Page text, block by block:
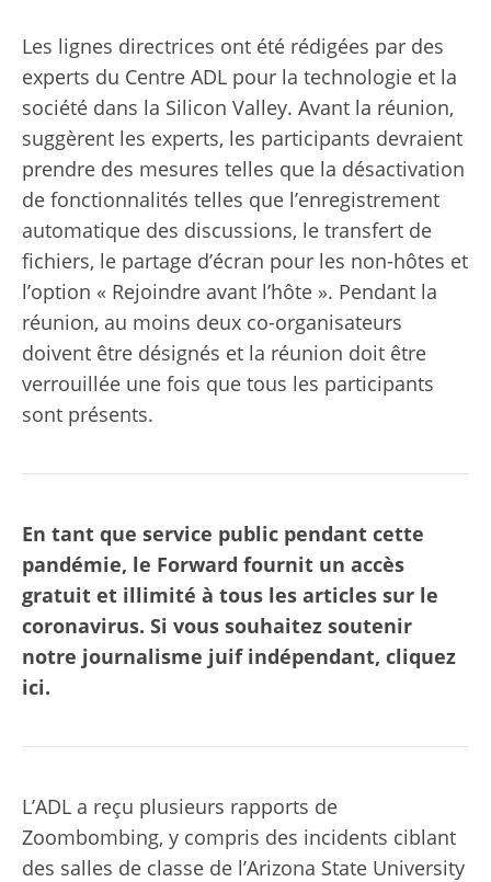
Les lignes directrices ont été rédigées par des
experts du Centre ADL pour la technologie et la
société dans la Silicon Valley. Avant la réunion,
suggèrent les experts, les participants devraient
prendre des mesures telles que la désactivation
de fonctionnalités telles que l’enregistrement
automatique des discussions, le transfert de
fichiers, le partage d’écran pour les non-hôtes et
l’option « Rejoindre avant l’hôte ». Pendant la
réunion, au moins deux co-organisateurs
doivent être désignés et la réunion doit être
verrouillée une fois que tous les participants
sont présents.
En tant que service public pendant cette
pandémie, le Forward fournit un accès
gratuit et illimité à tous les articles sur le
coronavirus. Si vous souhaitez soutenir
notre journalisme juif indépendant, cliquez
ici.
L’ADL a reçu plusieurs rapports de
Zoombombing, y compris des incidents ciblant
des salles de classe de l’Arizona State University